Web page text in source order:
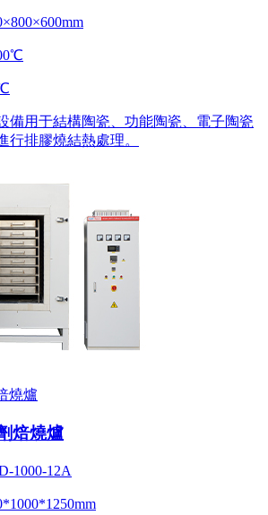
備用于結構陶瓷、功能陶瓷、電子陶瓷
行排膠燒結熱處理。
燒爐
焙燒爐
1000-12A